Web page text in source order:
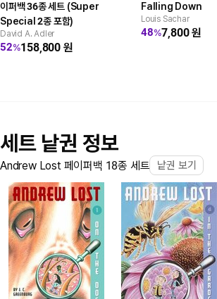
이퍼백 36종 세트 (Super
Special 2종 포함)
David A. Adler
52%158,800 원
Falling Down
Louis Sachar
48%7,800원
세트 낱권 정보
Andrew Lost 페이퍼백 18종 세트 낱권 보기